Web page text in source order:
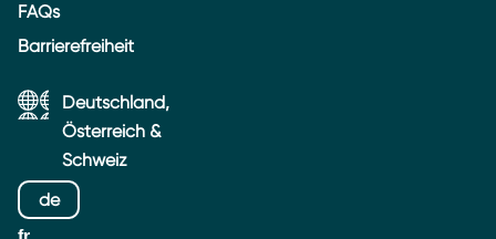
FAQs
Barrierefreiheit
Deutschland,
Österreich &
Schweiz
de